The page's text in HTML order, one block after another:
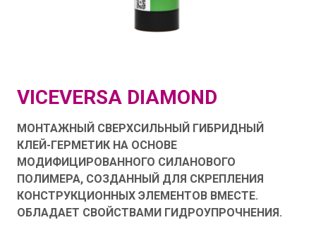
VICEVERSA DIAMOND
МОНТАЖНЫЙ СВЕРХСИЛЬНЫЙ ГИБРИДНЫЙ
КЛЕЙ-ГЕРМЕТИК НА ОСНОВЕ
МОДИФИЦИРОВАННОГО СИЛАНОВОГО
ПОЛИМЕРА, СОЗДАННЫЙ ДЛЯ СКРЕПЛЕНИЯ
КОНСТРУКЦИОННЫХ ЭЛЕМЕНТОВ ВМЕСТЕ.
ОБЛАДАЕТ СВОЙСТВАМИ ГИДРОУПРОЧНЕНИЯ.